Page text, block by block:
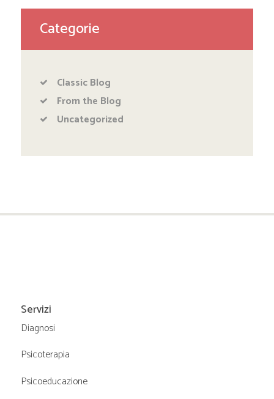
Categorie
Classic Blog
From the Blog
Uncategorized
Servizi
Diagnosi
Psicoterapia
Psicoeducazione